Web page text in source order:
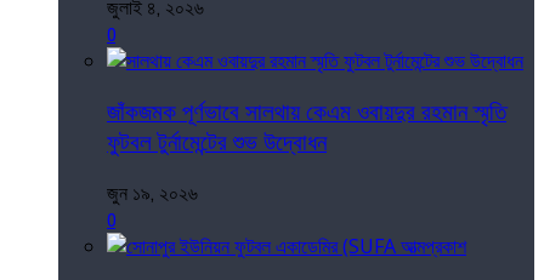
জুলাই ৪, ২০২৬
0
জাঁকজমক পূর্ণভাবে সালথায় কেএম ওবায়দুর রহমান স্মৃতি
ফুটবল টুর্নামেন্টের শুভ উদ্বোধন
জুন ১৯, ২০২৬
0